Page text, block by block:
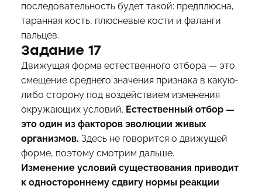
последовательность будет такой: предплюсна,
таранная кость, плюсневые кости и фаланги
пальцев.
Задание 17
Движущая форма естественного отбора — это
смещение среднего значения признака в какую-
либо сторону под воздействием изменения
окружающих условий. Естественный отбор —
это один из факторов эволюции живых
организмов. Здесь не говорится о движущей
форме, поэтому смотрим дальше.
Изменение условий существования приводит
к одностороннему сдвигу нормы реакции